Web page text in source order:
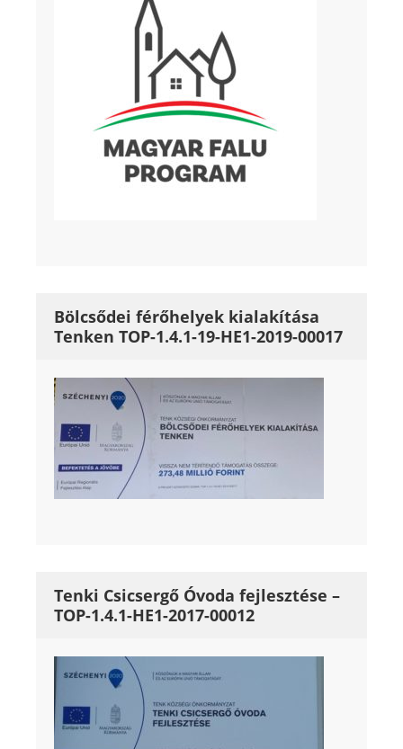
Bölcsődei férőhelyek kialakítása
Tenken TOP-1.4.1-19-HE1-2019-00017
Tenki Csicsergő Óvoda fejlesztése –
TOP-1.4.1-HE1-2017-00012